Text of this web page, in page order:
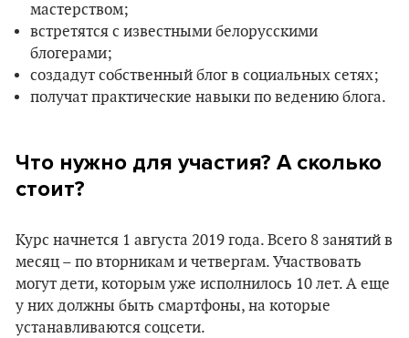
мастерством;
встретятся с известными белорусскими
блогерами;
создадут собственный блог в социальных сетях;
получат практические навыки по ведению блога.
Что нужно для участия? А сколько
стоит?
Курс начнется 1 августа 2019 года. Всего 8 занятий в
месяц – по вторникам и четвергам. Участвовать
могут дети, которым уже исполнилось 10 лет. А еще
у них должны быть смартфоны, на которые
устанавливаются соцсети.